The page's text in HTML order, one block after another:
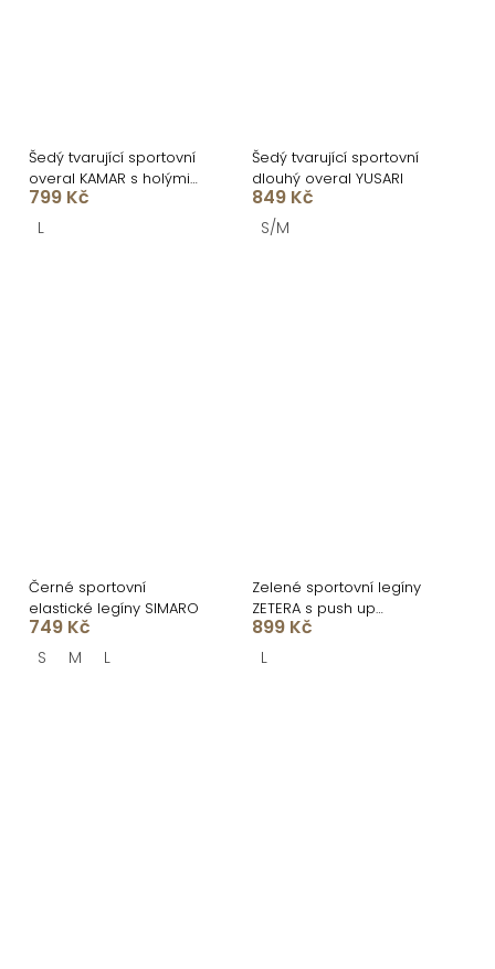
Šedý tvarující sportovní
overal KAMAR s holými
zády
799 Kč
L
Šedý tvarující sportovní
dlouhý overal YUSARI
849 Kč
S/M
Černé sportovní
elastické legíny SIMARO
749 Kč
S M L
Zelené sportovní legíny
ZETERA s push up
efektem
899 Kč
L